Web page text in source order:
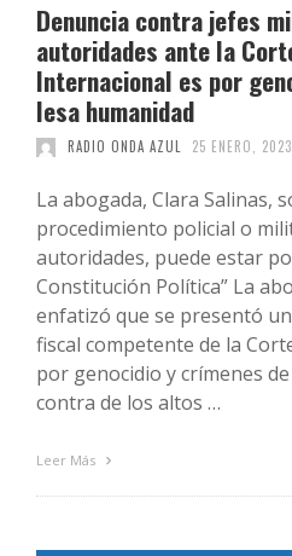
Denuncia contra jefes
autoridades ante la
Internacional es por
lesa humanidad
RADIO ONDA AZUL 25 ENERO, 2023
La abogada, Clara Salinas,
procedimiento policial o
autoridades, puede estar
Constitución Política” La
enfatizó que se presentó
fiscal competente de la
por genocidio y crímenes
contra de los altos …
Leer Más